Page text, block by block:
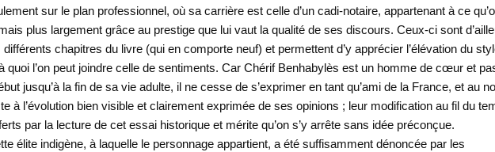
sur le plan professionnel, où sa carrière est celle d’un cadi-notaire, appartenant à ce
plus largement grâce au prestige que lui vaut la qualité de ses discours. Ceux-ci sont
chapitres du livre (qui en comporte neuf) et permettent d’y apprécier l’élévation du
quoi l’on peut joindre celle de sentiments. Car Chérif Benhabylès est un homme de cœur et
jusqu’à la fin de sa vie adulte, il ne cesse de s’exprimer en tant qu’ami de la France, et au
à l’évolution bien visible et clairement exprimée de ses opinions ; leur modification au fil du
par la lecture de cet essai historique et mérite qu’on s’y arrête sans idée préconçue.
élite indigène, à laquelle le personnage appartient, a été suffisamment dénoncée par les